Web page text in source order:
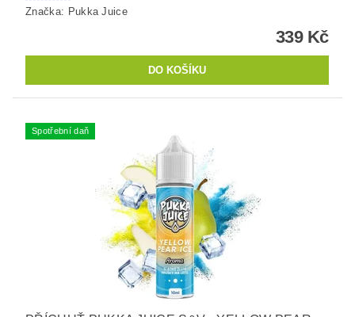
Značka: Pukka Juice
339 Kč
Spotřební daň